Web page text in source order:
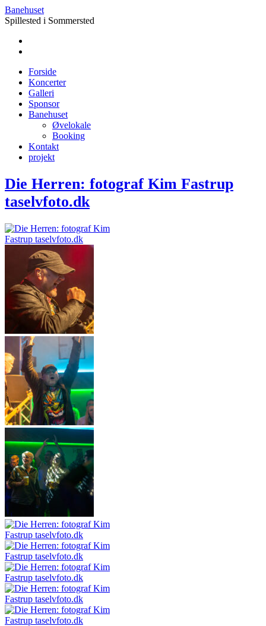
Banehuset
Spillested i Sommersted
Forside
Koncerter
Galleri
Sponsor
Banehuset
Øvelokale
Booking
Kontakt
projekt
Die Herren: fotograf Kim Fastrup
taselvfoto.dk